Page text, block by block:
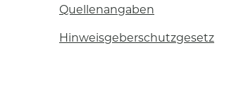
Quellenangaben
Hinweisgeberschutzgesetz